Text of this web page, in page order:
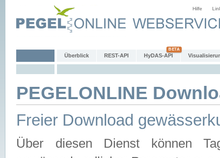
Hilfe
Überblick REST-API HyDAS-API
PEGELONLINE
Freier Download
Über diesen Dienst können